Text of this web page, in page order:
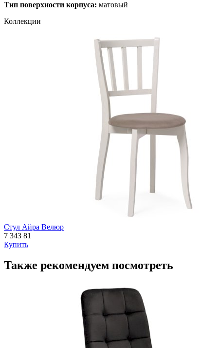
Тип поверхности корпуса: матовый
Коллекции
Стул Айра Велюр
7 343 81
Купить
Также рекомендуем посмотреть